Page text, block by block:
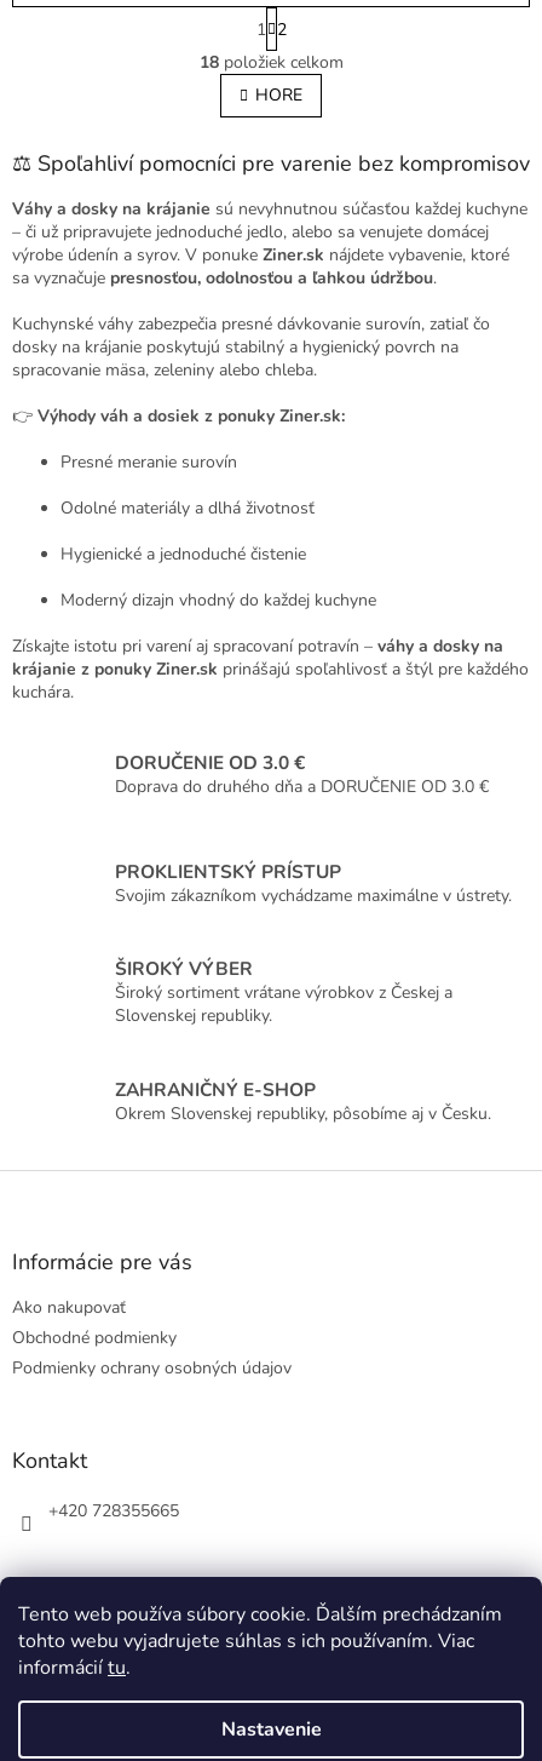
Tento web používa súbory cookie. Ďalším prechádzaním
tohto webu vyjadrujete súhlas s ich používaním. Viac
informáciítu.
Nastavenie
O
v
l
á
a
i
e
p
r
k
y
v
p
S
t
r
á
n
k
v
a
n
i
e
1 2
18položiek celkom
HORE
⚖️ Spoľahliví pomocníci pre varenie bez kompromisov
Váhy a dosky na krájanie sú nevyhnutnou súčasťou každej kuchyne
– či už pripravujete jednoduché jedlo, alebo sa venujete domácej
výrobe údenín a syrov. V ponuke Ziner.sk nájdete vybavenie, ktoré
sa vyznačuje presnosťou, odolnosťou a ľahkou údržbou.
Kuchynské váhy zabezpečia presné dávkovanie surovín, zatiaľ čo
dosky na krájanie poskytujú stabilný a hygienický povrch na
spracovanie mäsa, zeleniny alebo chleba.
👉 Výhody váh a dosiek z ponuky Ziner.sk:
Presné meranie surovín
Odolné materiály a dlhá životnosť
Hygienické a jednoduché čistenie
Moderný dizajn vhodný do každej kuchyne
Získajte istotu pri varení aj spracovaní potravín – váhy a dosky na
krájanie z ponuky Ziner.sk prinášajú spoľahlivosť a štýl pre každého
kuchára.
DORUČENIE OD 3.0 €
Doprava do druhého dňa a DORUČENIE OD 3.0 €
PROKLIENTSKÝ PRÍSTUP
Svojim zákazníkom vychádzame maximálne v ústrety.
ŠIROKÝ VÝBER
Široký sortiment vrátane výrobkov z Českej a
Slovenskej republiky.
ZAHRANIČNÝ E-SHOP
Okrem Slovenskej republiky, pôsobíme aj v Česku.
Z
Informácie pre vás
Ako nakupovať
Obchodné podmienky
Podmienky ochrany osobných údajov
Kontakt
+420 728355665
Vytvoril Shoptet